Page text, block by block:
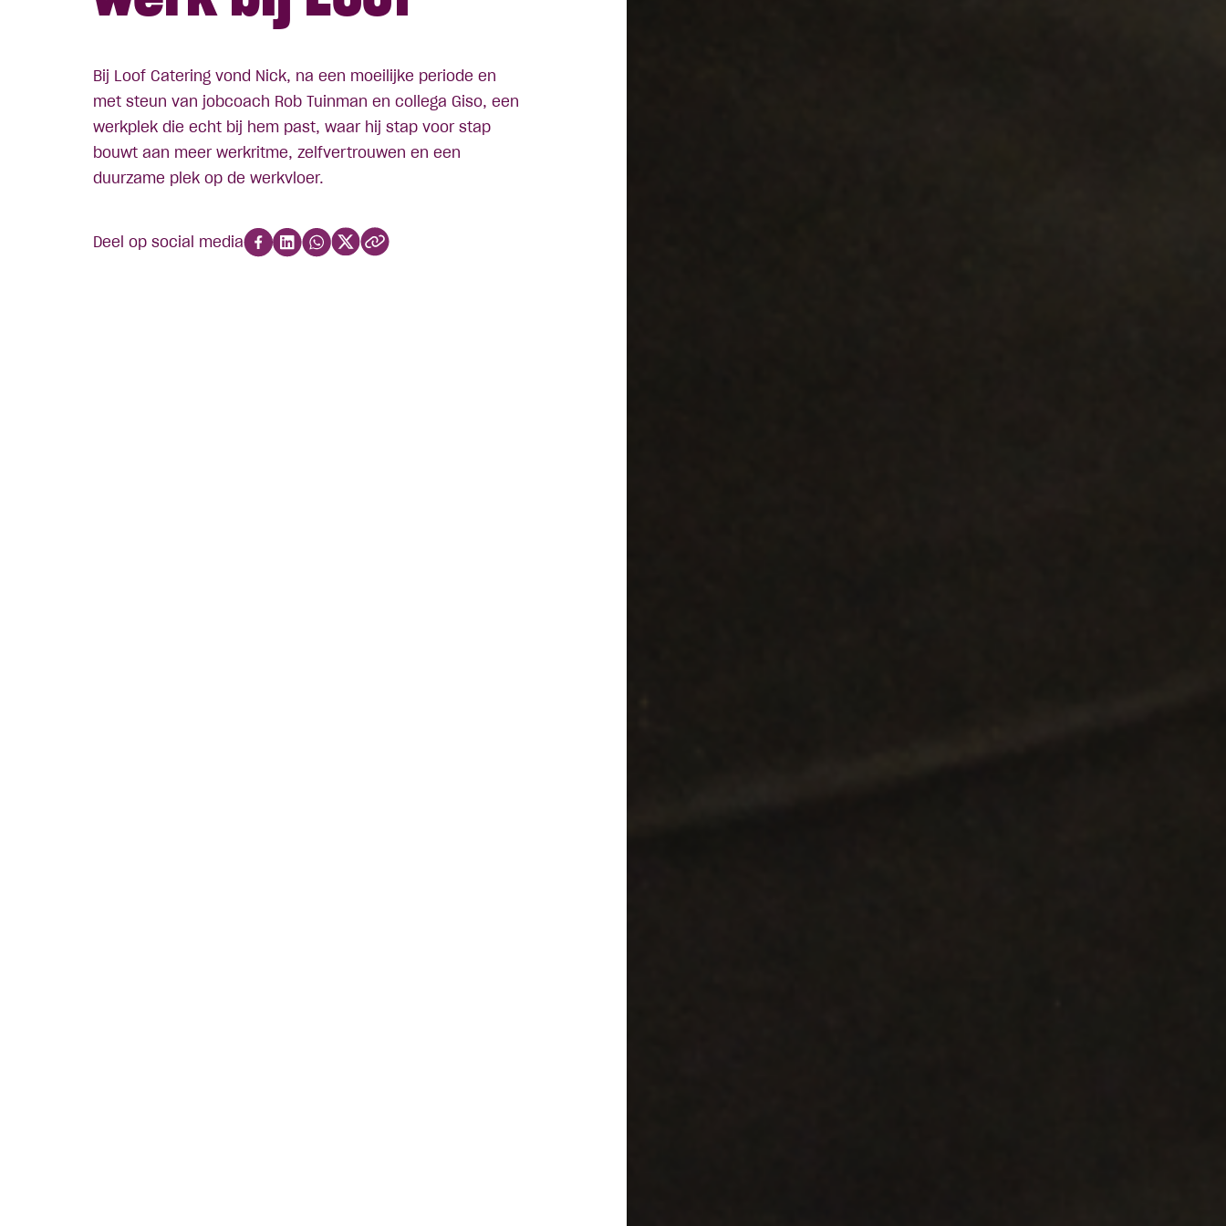
Bij Loof Catering vond Nick, na een moeilijke periode en
met steun van jobcoach Rob Tuinman en collega Giso, een
werkplek die echt bij hem past, waar hij stap voor stap
bouwt aan meer werkritme, zelfvertrouwen en een
duurzame plek op de werkvloer.
Deel op social media